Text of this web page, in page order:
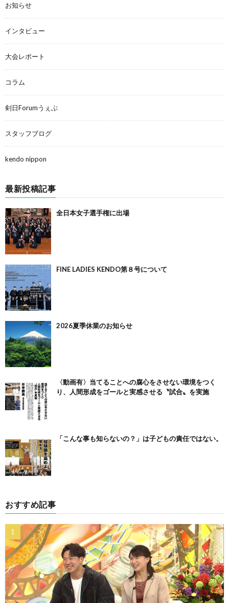
お知らせ
インタビュー
大会レポート
コラム
剣日Forumうぇぶ
スタッフブログ
kendo nippon
最新投稿記事
全日本女子選手権に出場
FINE LADIES KENDO第８号について
2026夏季休業のお知らせ
〈動画有〉当てることへの腐心をさせない環境をつく
り、人間形成をゴールと実感させる〝試合〟を実施
「こんな事も知らないの？」は子どもの責任ではない。
おすすめ記事